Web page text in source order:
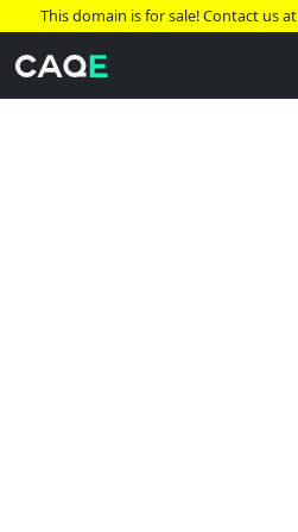
This domain is for sale! Contact us at